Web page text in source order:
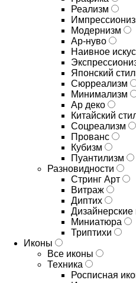
Реализм
Модернизм
Ар-нуво
Наивное
Японский
Сюрреализм
Минимализм
Ар деко
Китайский
Соцреализм
Прованс
Кубизм
Пуантилизм
Разновидности
Стринг Арт
Витраж
Диптих
Дизайнерские
Миниатюра
Триптихи
Иконы
Все иконы
Техника
Росписная